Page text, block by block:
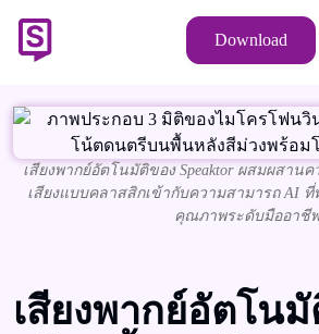
Download
เสียงพากย์อัตโนมัติของ Speaktor ผสมผสาน
เสียงแบบคลาสสิกเข้ากับความสามารถ AI
คุณภาพระดับมืออาชีพ
เสียงพากย์อัตโน